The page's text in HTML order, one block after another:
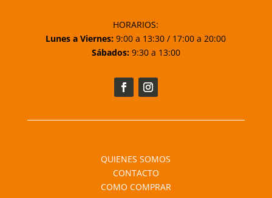
HORARIOS:
Lunes a Viernes: 9:00 a 13:30 / 17:00 a 20:00
Sábados:9:30 a 13:00
QUIENES SOMOS
CONTACTO
COMO COMPRAR